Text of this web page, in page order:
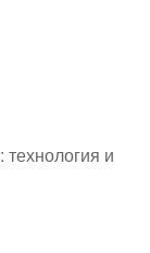
технология и